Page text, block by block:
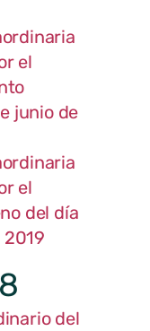
el
junio de
el
del día
2019
del